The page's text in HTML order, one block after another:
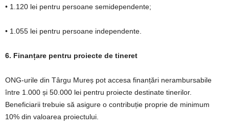
• 1.120 lei pentru persoane semidependente;
• 1.055 lei pentru persoane independente.
6. Finanțare pentru proiecte de tineret
ONG-urile din Târgu Mureș pot accesa finanțări nerambursabile
între 1.000 și 50.000 lei pentru proiecte destinate tinerilor.
Beneficiarii trebuie să asigure o contribuție proprie de minimum
10% din valoarea proiectului.